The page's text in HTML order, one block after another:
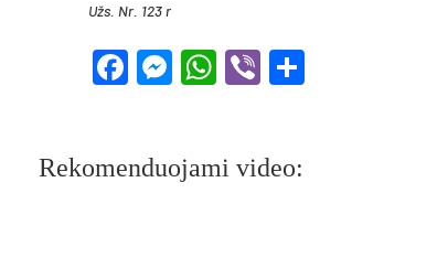
Užs. Nr. 123 r
Facebook
Messenger
WhatsApp
Viber
Rekomenduojami video: